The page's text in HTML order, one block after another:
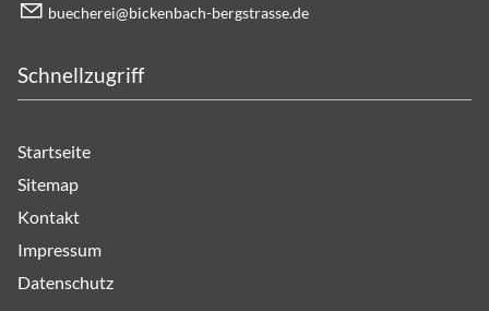
b ch r b ck nb ch-b rgstr ss d
Schnellzugriff
Startseite
Sitemap
Kontakt
Impressum
Datenschutz